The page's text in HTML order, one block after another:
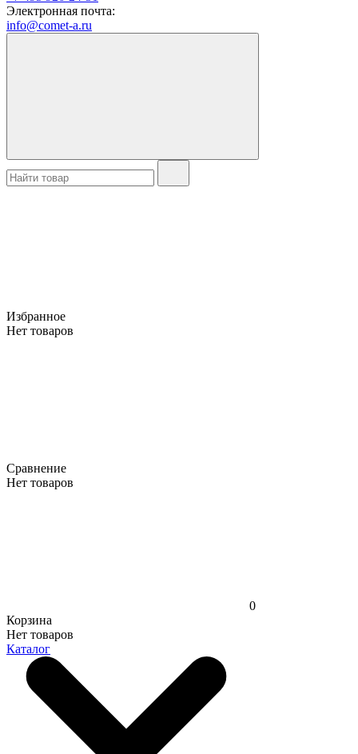
Электронная почта:
info@comet-a.ru
Избранное
Нет товаров
Сравнение
Нет товаров
0
Корзина
Нет товаров
Каталог